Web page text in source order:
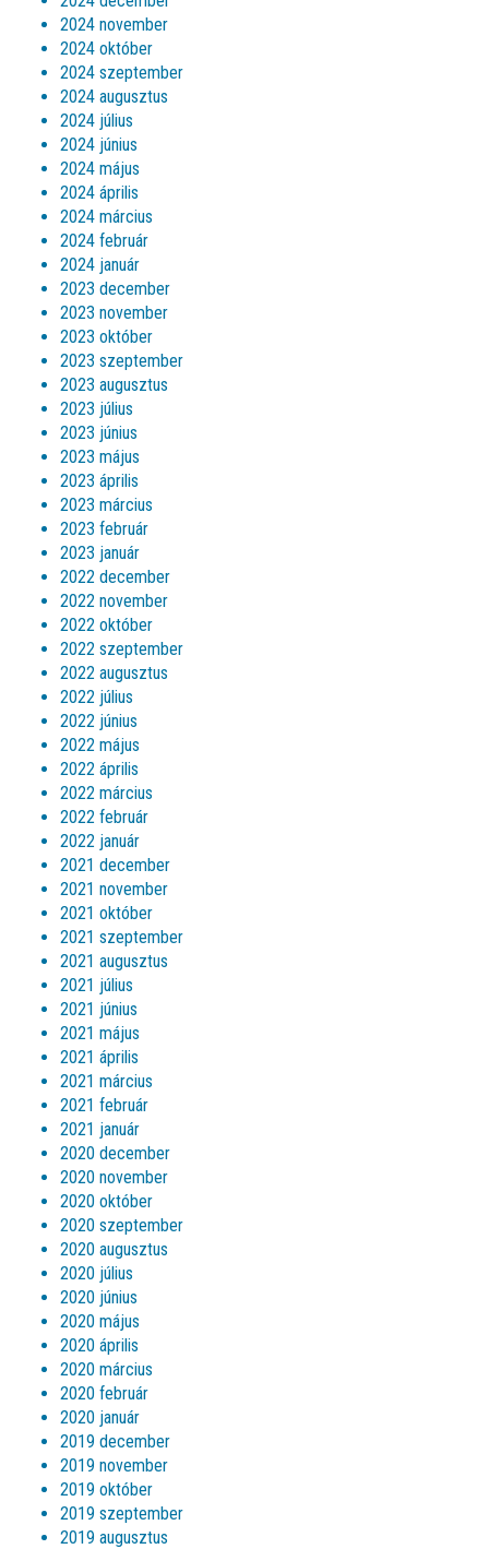
2024 november
2024 október
2024 szeptember
2024 augusztus
2024 július
2024 június
2024 május
2024 április
2024 március
2024 február
2024 január
2023 december
2023 november
2023 október
2023 szeptember
2023 augusztus
2023 július
2023 június
2023 május
2023 április
2023 március
2023 február
2023 január
2022 december
2022 november
2022 október
2022 szeptember
2022 augusztus
2022 július
2022 június
2022 május
2022 április
2022 március
2022 február
2022 január
2021 december
2021 november
2021 október
2021 szeptember
2021 augusztus
2021 július
2021 június
2021 május
2021 április
2021 március
2021 február
2021 január
2020 december
2020 november
2020 október
2020 szeptember
2020 augusztus
2020 július
2020 június
2020 május
2020 április
2020 március
2020 február
2020 január
2019 december
2019 november
2019 október
2019 szeptember
2019 augusztus